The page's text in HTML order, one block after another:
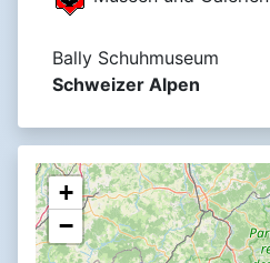
Bally Schuhmuseum
Schweizer Alpen
+
−